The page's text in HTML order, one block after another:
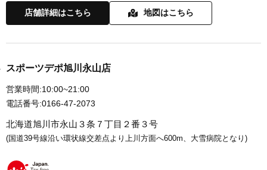
店舗詳細はこちら 地図はこちら
スポーツデポ旭川永山店
営業時間:10:00~21:00
電話番号:0166-47-2073
北海道旭川市永山３条７丁目２番３号
(国道39号線沿い環状線交差点より上川方面へ600m、大雪病院となり)